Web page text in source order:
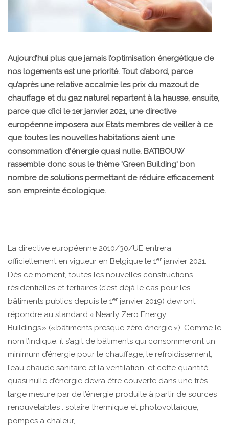
Aujourd’hui plus que jamais l’optimisation énergétique de
nos logements est une priorité. Tout d’abord, parce
qu’après une relative accalmie les prix du mazout de
chauffage et du gaz naturel repartent à la hausse, ensuite,
parce que d’ici le 1er janvier 2021, une directive
européenne imposera aux Etats membres de veiller à ce
que toutes les nouvelles habitations aient une
consommation d'énergie quasi nulle. BATIBOUW
rassemble donc sous le thème 'Green Building' bon
nombre de solutions permettant de réduire efficacement
son empreinte écologique.
La directive européenne 2010/30/UE entrera
officiellement en vigueur en Belgique le 1er janvier 2021.
Dès ce moment, toutes les nouvelles constructions
résidentielles et tertiaires (c’est déjà le cas pour les
bâtiments publics depuis le 1er janvier 2019) devront
répondre au standard « Nearly Zero Energy
Buildings » (« bâtiments presque zéro énergie »). Comme le
nom l’indique, il s’agit de bâtiments qui consommeront un
minimum d’énergie pour le chauffage, le refroidissement,
l’eau chaude sanitaire et la ventilation, et cette quantité
quasi nulle d’énergie devra être couverte dans une très
large mesure par de l’énergie produite à partir de sources
renouvelables : solaire thermique et photovoltaïque,
pompes à chaleur, …